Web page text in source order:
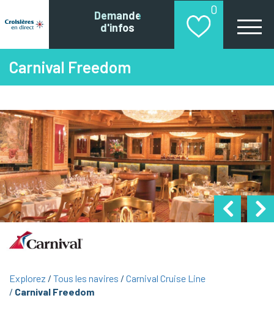
Demande
d'infos
0
Carnival Freedom
Explorez Tous les navires
Carnival Cruise Line
Carnival Freedom